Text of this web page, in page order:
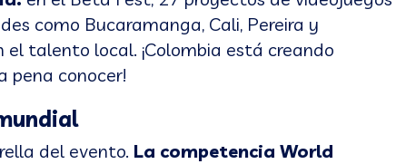
como Bucaramanga, Cali, Pereira y
el talento local. ¡Colombia está creando
pena conocer!
del evento. La competencia World